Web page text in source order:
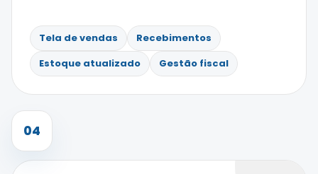
Tela de vendas
Recebimentos
Estoque atualizado
Gestão fiscal
04